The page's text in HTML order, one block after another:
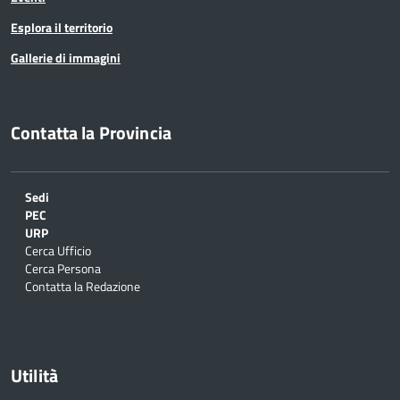
Esplora il territorio
Gallerie di immagini
Contatta la Provincia
Sedi
PEC
URP
Cerca Ufficio
Cerca Persona
Contatta la Redazione
Utilità